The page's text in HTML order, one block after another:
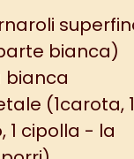
bianca)
bianca
(1carota, 1
1 cipolla - la